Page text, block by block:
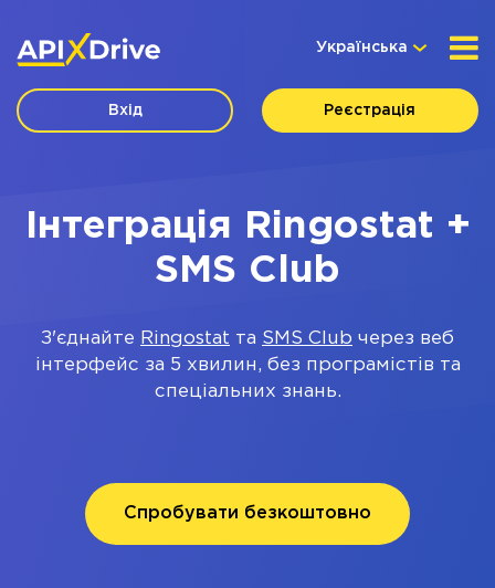
Українська
Вхід Реєстрація
Інтеграція Ringostat +
SMS Club
З'єднайте Ringostat та SMS Club через веб
інтерфейс за 5 хвилин, без програмістів та
спеціальних знань.
Спробувати безкоштовно